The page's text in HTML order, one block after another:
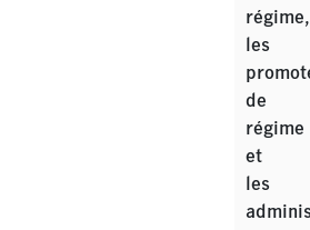
régime,
les
de
régime
et
les